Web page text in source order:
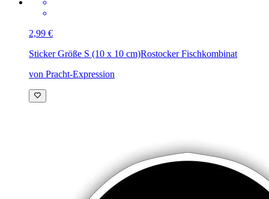
2,99 €
Sticker Größe S (10 x 10 cm)Rostocker Fischkombinat
von Pracht-Expression